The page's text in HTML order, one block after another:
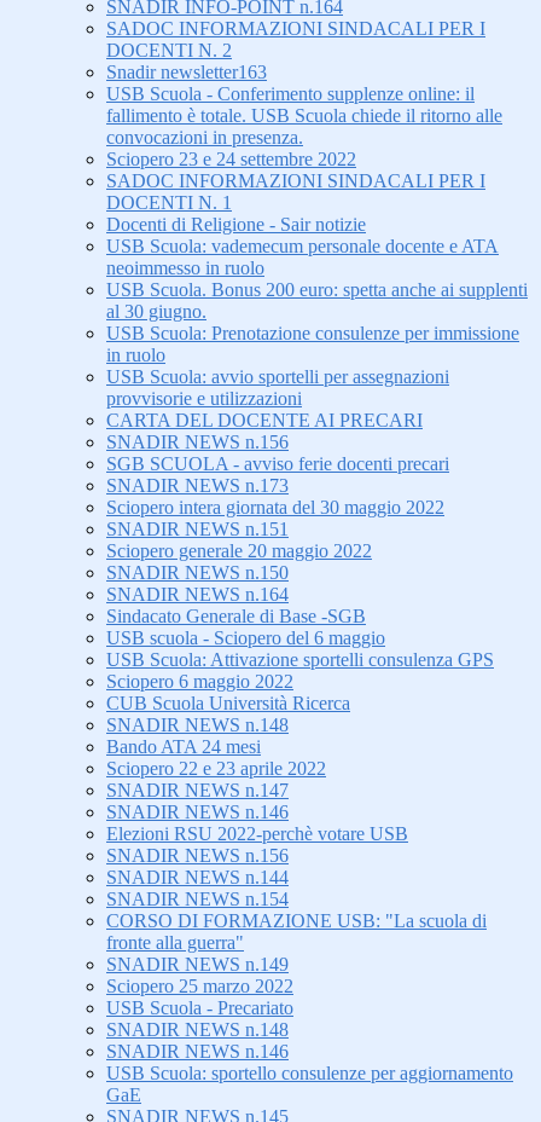
SNADIR INFO-POINT n.164
SADOC INFORMAZIONI SINDACALI PER I
DOCENTI N. 2
Snadir newsletter163
USB Scuola - Conferimento supplenze online: il
fallimento è totale. USB Scuola chiede il ritorno alle
convocazioni in presenza.
Sciopero 23 e 24 settembre 2022
SADOC INFORMAZIONI SINDACALI PER I
DOCENTI N. 1
Docenti di Religione - Sair notizie
USB Scuola: vademecum personale docente e ATA
neoimmesso in ruolo
USB Scuola. Bonus 200 euro: spetta anche ai supplenti
al 30 giugno.
USB Scuola: Prenotazione consulenze per immissione
in ruolo
USB Scuola: avvio sportelli per assegnazioni
provvisorie e utilizzazioni
CARTA DEL DOCENTE AI PRECARI
SNADIR NEWS n.156
SGB SCUOLA - avviso ferie docenti precari
SNADIR NEWS n.173
Sciopero intera giornata del 30 maggio 2022
SNADIR NEWS n.151
Sciopero generale 20 maggio 2022
SNADIR NEWS n.150
SNADIR NEWS n.164
Sindacato Generale di Base -SGB
USB scuola - Sciopero del 6 maggio
USB Scuola: Attivazione sportelli consulenza GPS
Sciopero 6 maggio 2022
CUB Scuola Università Ricerca
SNADIR NEWS n.148
Bando ATA 24 mesi
Sciopero 22 e 23 aprile 2022
SNADIR NEWS n.147
SNADIR NEWS n.146
Elezioni RSU 2022-perchè votare USB
SNADIR NEWS n.156
SNADIR NEWS n.144
SNADIR NEWS n.154
CORSO DI FORMAZIONE USB: "La scuola di
fronte alla guerra"
SNADIR NEWS n.149
Sciopero 25 marzo 2022
USB Scuola - Precariato
SNADIR NEWS n.148
SNADIR NEWS n.146
USB Scuola: sportello consulenze per aggiornamento
GaE
SNADIR NEWS n.145